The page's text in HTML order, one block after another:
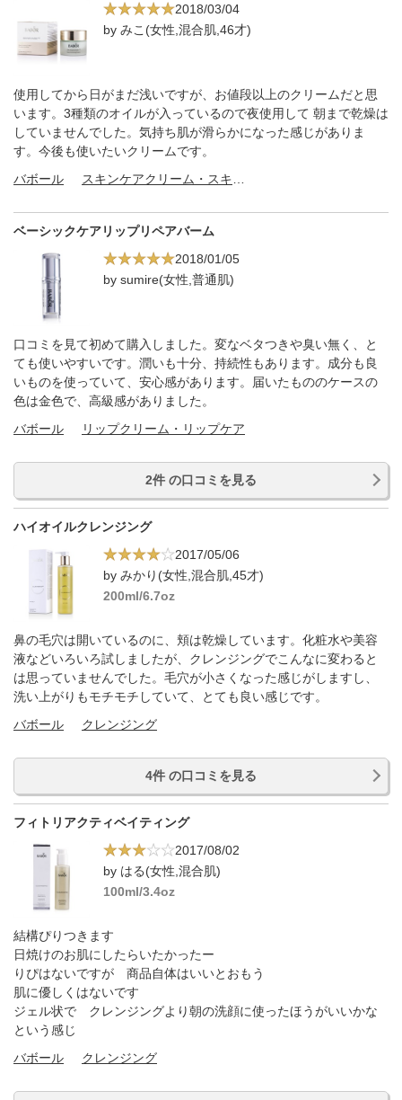
2018/03/04
by みこ(女性,混合肌,46才)
使用してから日がまだ浅いですが、お値段以上のクリームだと思
います。3種類のオイルが入っているので夜使用して 朝まで乾燥は
していませんでした。気持ち肌が滑らかになった感じがありま
す。今後も使いたいクリームです。
バボール
ベーシックケアリップリペアバーム
2018/01/05
by sumire(女性,普通肌)
口コミを見て初めて購入しました。変なベタつきや臭い無く、と
ても使いやすいです。潤いも十分、持続性もあります。成分も良
いものを使っていて、安心感があります。届いたもののケースの
色は金色で、高級感がありました。
バボール
リップクリーム・リップケア
2件 の口コミを見る
ハイオイルクレンジング
2017/05/06
by みかり(女性,混合肌,45才)
200ml/6.7oz
鼻の毛穴は開いているのに、頬は乾燥しています。化粧水や美容
液などいろいろ試しましたが、クレンジングでこんなに変わると
は思っていませんでした。毛穴が小さくなった感じがしますし、
洗い上がりもモチモチしていて、とても良い感じです。
バボール
クレンジング
4件 の口コミを見る
フィトリアクティベイティング
2017/08/02
by はる(女性,混合肌)
100ml/3.4oz
結構ぴりつきます
日焼けのお肌にしたらいたかったー
りぴはないですが 商品自体はいいとおもう
肌に優しくはないです
ジェル状で クレンジングより朝の洗顔に使ったほうがいいかな
という感じ
バボール
クレンジング